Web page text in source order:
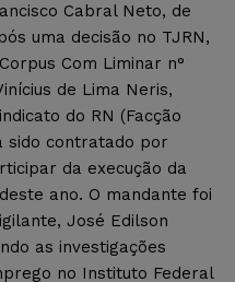
Cabral Neto, de
uma decisão no TJRN,
Com Liminar n°
de Lima Neris,
do RN (Facção
sido contratado por
da execução da
ano. O mandante foi
José Edilson
as investigações
no Instituto Federal